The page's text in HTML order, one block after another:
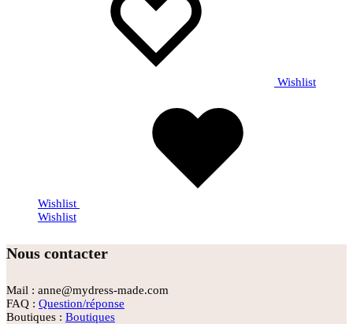
Wishlist
Wishlist
Wishlist
Nous contacter
Mail : anne@mydress-made.com
FAQ : Question/réponse
Boutiques : Boutiques